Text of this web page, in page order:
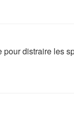
pour distraire les